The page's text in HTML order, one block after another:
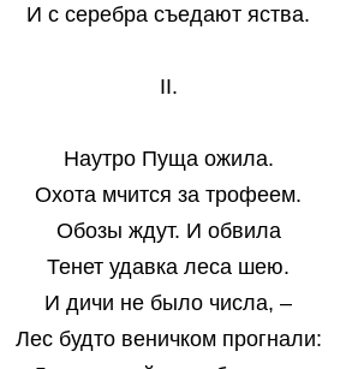
И с серебра съедают яства.
II.
Наутро Пуща ожила.
Охота мчится за трофеем.
Обозы ждут. И обвила
Тенет удавка леса шею.
И дичи не было числа, –
Лес будто веничком прогнали: